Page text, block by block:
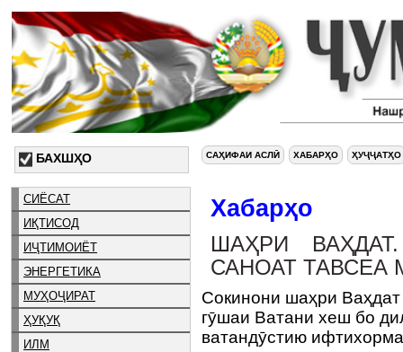
БАХШҲО
СИЁСАТ
ИҚТИСОД
ИҶТИМОИЁТ
ЭНЕРГЕТИКА
МУҲОҶИРАТ
ҲУҚУҚ
ИЛМ
САҲИФАИ АСЛӢ ХАБАРҲО ҲУҶҶАТҲО
Хабарҳо
ШАҲРИ
САНОАТ ТАВСЕА
Сокинони шаҳри Ваҳдат
гӯшаи Ватани хеш бо
ватандӯстию